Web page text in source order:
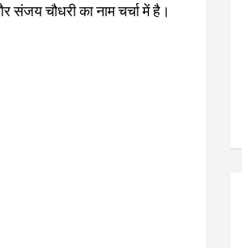
संजय चौधरी का नाम चर्चा में है।